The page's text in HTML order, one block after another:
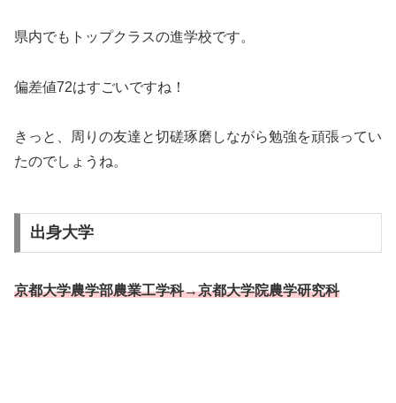
県内でもトップクラスの進学校です。
偏差値72はすごいですね！
きっと、周りの友達と切磋琢磨しながら勉強を頑張ってい
たのでしょうね。
出身大学
京都大学農学部農業工学科→京都大学院農学研究科